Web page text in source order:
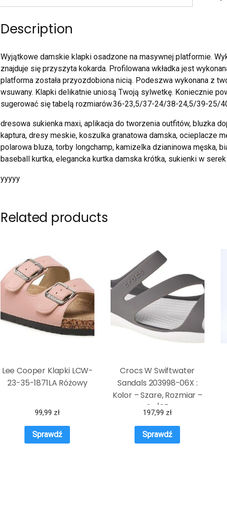
Description
Wyjątkowe damskie klapki osadzone na masywnej platformie.
znajduje się przyszyta kokarda. Profilowana wkładka jest
platforma została przyozdobiona nicią. Podeszwa wykonana z
wsuwany. Klapki delikatnie uniosą Twoją sylwetkę. Koniecznie
sugerować się tabelą rozmiarów.36-23,5/37-24/38-24,5/39-25/
dresowa sukienka maxi, aplikacja do tworzenia outfitów, bluzka
kaptura, dresy meskie, koszulka granatowa damska, ocieplacze
polarowa bluza, torby longchamp, kamizelka dzianinowa męska,
baseball kurtka, elegancka kurtka damska krótka, sukienki w serek
yyyyy
Related products
Lee Cooper Klapki LCW-
23-35-1871LA Różowy
99,99 zł
Sprawdź
Crocs W Swiftwater
Sandals 203998-06X :
Kolor – Szare, Rozmiar –
34/35
197,99 zł
Sprawdź